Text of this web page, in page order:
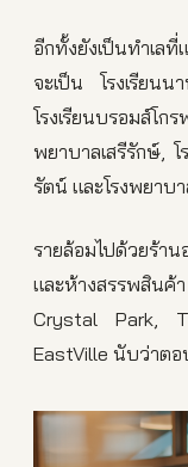
อีกทั้งยังเป็นทำเล
จะเป็น โรงเรียน
โรงเรียนบรอมส์
พยาบาลเสรีรักษ์,
รัตน์ และโรงพยา
รายล้อมไปด้วยร้า
และห้างสรรพสินค้
Crystal Park,
EastVille นับว่าตอ